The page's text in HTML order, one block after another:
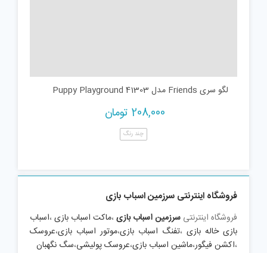
لگو سری Friends مدل Puppy Playground 41303
208,000 تومان
چند رنگ
فروشگاه اینترنتی سرزمین اسباب بازی
فروشگاه اینترنتی سرزمین اسباب بازی،ماکت اسباب بازی،اسباب
بازی خاله بازی ،تفنگ اسباب بازی،موتور اسباب بازی،عروسک
،اکشن فیگور،ماشین اسباب بازی،عروسک پولیشی،سگ نگهبان